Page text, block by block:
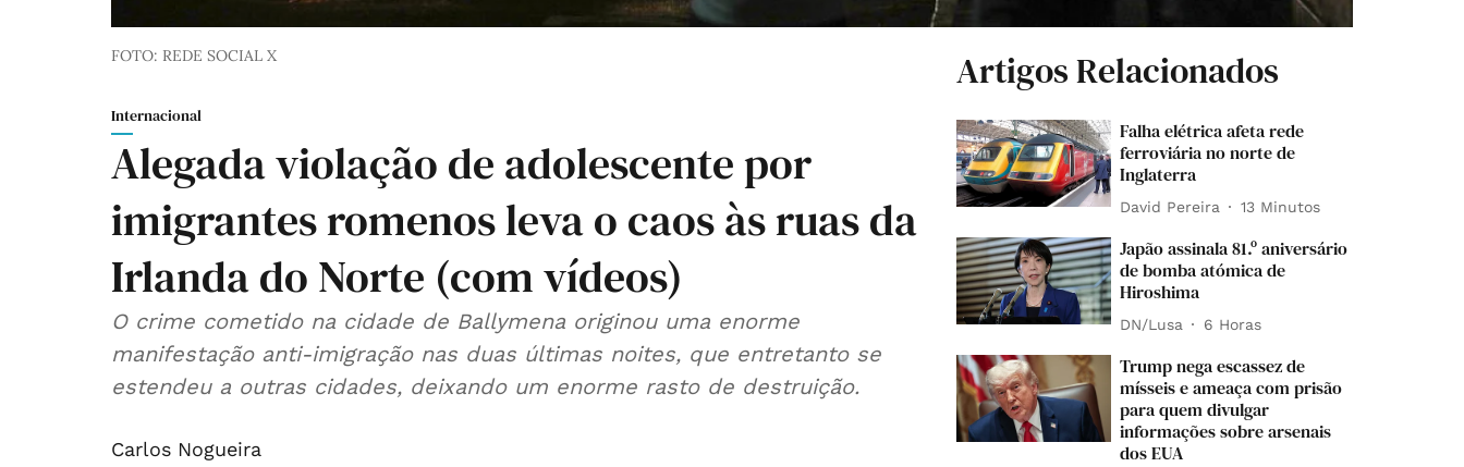
FOTO: REDE SOCIAL X
Internacional
Alegada violação de adolescente por
imigrantes romenos leva o caos às ruas da
Irlanda do Norte (com vídeos)
O crime cometido na cidade de Ballymena originou uma enorme
manifestação anti-imigração nas duas últimas noites, que entretanto se
estendeu a outras cidades, deixando um enorme rasto de destruição.
Carlos Nogueira
Artigos Relacionados
Falha elétrica afeta rede
ferroviária no norte de
Inglaterra
David Pereira 13 Minutos
Japão assinala 81.º aniversário
de bomba atómica de
Hiroshima
DN/Lusa 6 Horas
Trump nega escassez de
mísseis e ameaça com prisão
para quem divulgar
informações sobre arsenais
dos EUA